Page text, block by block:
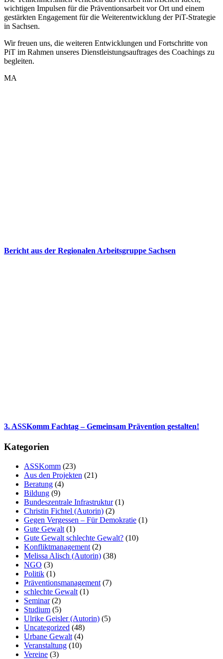
wichtigen Impulsen für die Präventionsarbeit vor Ort und einem
gestärkten Engagement für die Weiterentwicklung der PiT-Strategie
in Sachsen.
Wir freuen uns, die weiteren Entwicklungen und Fortschritte von
PiT im Rahmen unseres Dienstleistungsauftrages des Coachings zu
begleiten.
MA
Bericht aus der Regionalen Arbeitsgruppe Sachsen
3. ASSKomm Fachtag – Gemeinsam Prävention gestalten!
Kategorien
ASSKomm (23)
Aus den Projekten (21)
Beratung (4)
Bildung (9)
Bundeszentrale Infrastruktur(1)
Christin Fichtel (Autorin) (2)
Gegen Vergessen – Für Demokratie (1)
Gute Gewalt (1)
Gute Gewalt schlechte Gewalt? (10)
Konfliktmanagement (2)
Melissa Alisch (Autorin) (38)
NGO (3)
Politik (1)
Präventionsmanagement (7)
schlechte Gewalt (1)
Seminar(2)
Studium (5)
Ulrike Geisler (Autorin) (5)
Uncategorized (48)
Urbane Gewalt (4)
Veranstaltung (10)
Vereine (3)